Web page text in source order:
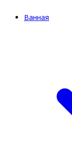
Ванная